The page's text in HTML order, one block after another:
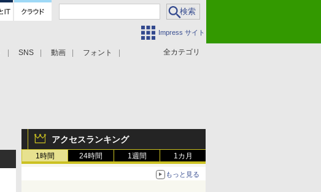
Impress サイト
全カテゴリ
SNS 動画 フォント
アクセスランキング
1時間 24時間 1週間 1カ月
もっと見る